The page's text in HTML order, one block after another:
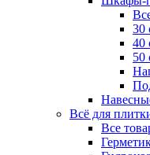
30
40
50
Всё для
Все